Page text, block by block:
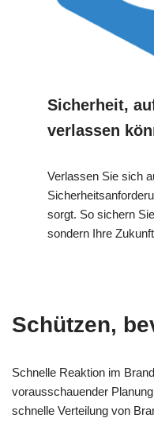
Sicherheit,
verlassen
Verlassen Sie sich
sorgt. So sichern
sondern Ihre
Schützen,
Schnelle Reaktion im
vorausschauender
schnelle Verteilung von